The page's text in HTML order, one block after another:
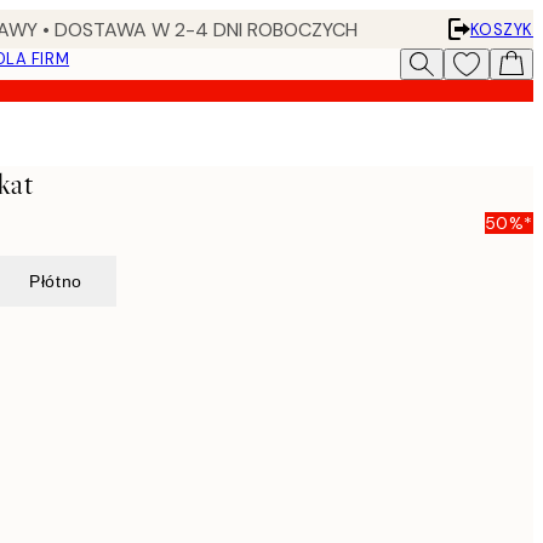
• DOSTAWA W 2-4 DNI ROBOCZYCH
KOSZYK
FIRM
50%*
Płótno